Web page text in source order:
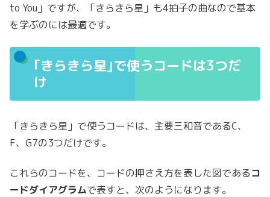
to You」ですが、「きらきら星」も4拍子の曲なので基本
を学ぶのには最適です。
｢きらきら星｣で使うコードは3つだ
け
「きらきら星」で使うコードは、主要三和音であるC、
F、G7の3つだけです。
これらのコードを、コードの押さえ方を表した図であるコ
ードダイアグラムで表すと、次のようになります。